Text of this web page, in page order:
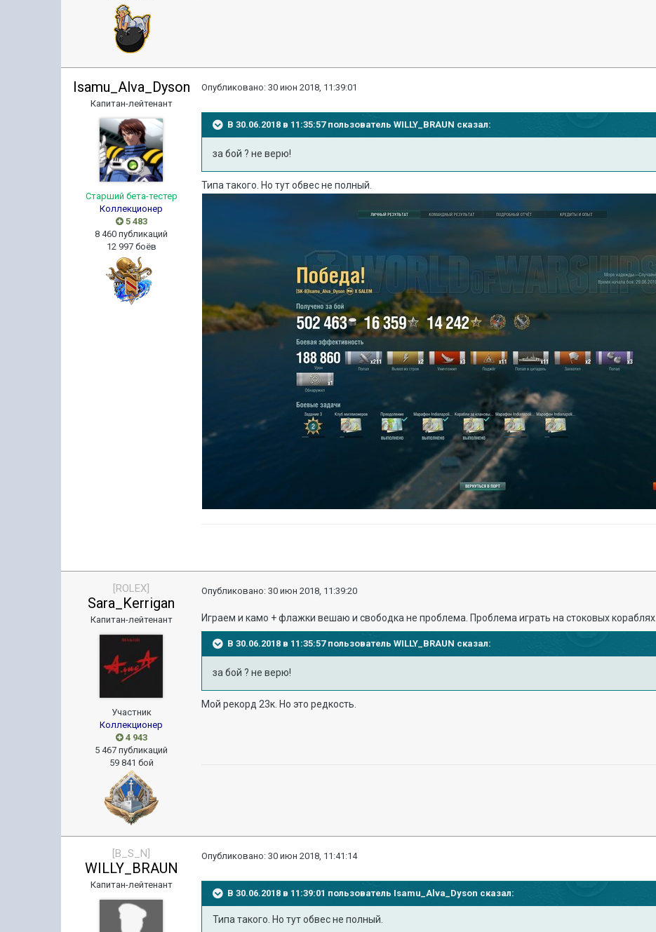
Isamu_Alva_Dyson
Капитан-лейтенант
Старший бета-тестер
Коллекционер
5 483
8 460 публикаций
12 997 боёв
Опубликовано:30 июн 2018, 11:39:01
В 30.06.2018 в 11:35:57 пользовательWILLY_BRAUN сказал:
за бой ? не верю!
Типа такого. Но тут обвес не полный.
[ROLEX]
Sara_Kerrigan
Капитан-лейтенант
Участник
Коллекционер
4 943
5 467 публикаций
59 841 бой
Опубликовано:30 июн 2018, 11:39:20
Играем и камо + флажки вешаю и свободка не проблема. Проблема играть на стоковых кораблях.
В 30.06.2018 в 11:35:57 пользовательWILLY_BRAUN сказал:
за бой ? не верю!
Мой рекорд 23к. Но это редкость.
[B_S_N]
WILLY_BRAUN
Капитан-лейтенант
Опубликовано:30 июн 2018, 11:41:14
В 30.06.2018 в 11:39:01 пользователь Isamu_Alva_Dyson сказал:
Типа такого. Но тут обвес не полный.